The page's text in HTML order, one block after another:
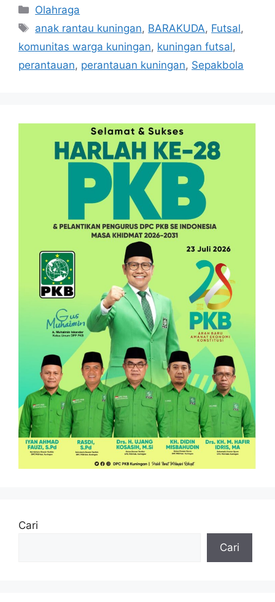
Kategori
Olahraga
Tag
anak rantau kuningan, BARAKUDA, Futsal,
komunitas warga kuningan, kuningan futsal,
perantauan, perantauan kuningan, Sepakbola
Cari
Cari